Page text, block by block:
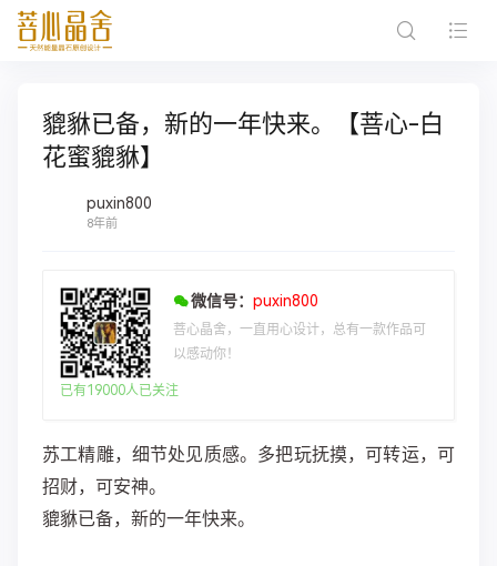
貔貅已备，新的一年快来。【菩心-白
花蜜貔貅】
puxin800
8年前
微信号： puxin800
菩心晶舍，一直用心设计，总有一款作品可
以感动你！
已有19000人已关注
苏工精雕，细节处见质感。多把玩抚摸，可转运，可
招财，可安神。
貔貅已备，新的一年快来。